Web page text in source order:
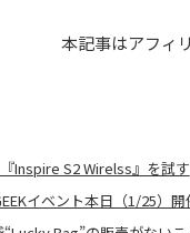
本記事はアフィ
Inspire S2 Wirelss』を試す
イベント本日（1/25）